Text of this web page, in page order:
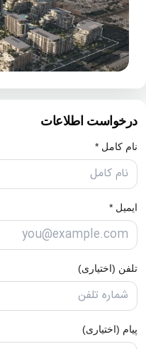
درخواست اطلاعات
نام کامل *
ایمیل *
تلفن (اختیاری)
پیام (اختیاری)